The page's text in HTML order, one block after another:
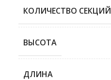
КОЛИЧЕСТВО СЕКЦИЙ
ВЫСОТА
ДЛИНА